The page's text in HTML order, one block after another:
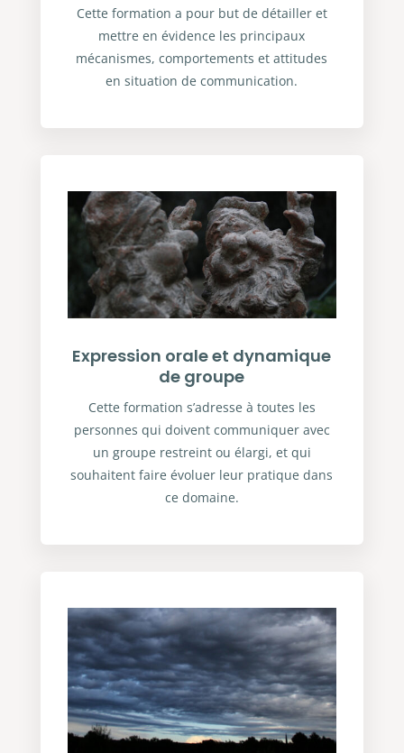
Cette formation a pour but de détailler et
mettre en évidence les principaux
mécanismes, comportements et attitudes
en situation de communication.
Expression orale et dynamique
de groupe
Cette formation s’adresse à toutes les
personnes qui doivent communiquer avec
un groupe restreint ou élargi, et qui
souhaitent faire évoluer leur pratique dans
ce domaine.